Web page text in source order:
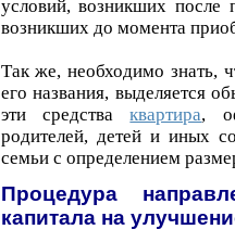
условий, возникших после
возникших до момента
Так же, необходимо знать,
его названия, выделяется
эти средстваквартира,
родителей, детей и иных
семьи с определением
Процедура
капитала на